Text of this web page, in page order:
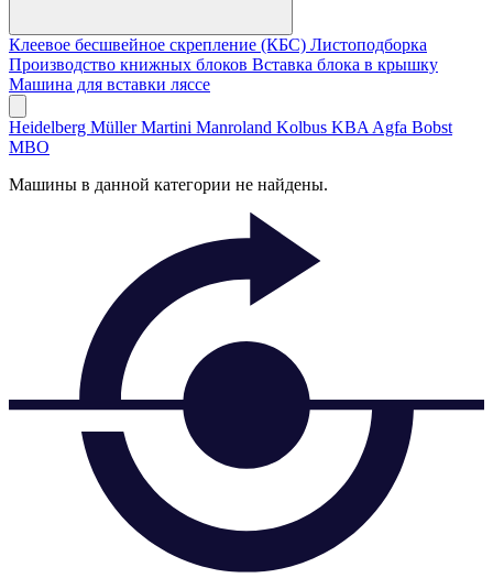
Клеевое бесшвейное скрепление (КБС) Листоподборка
Производство книжных блоков Вставка блока в крышку
Машина для вставки ляссе
Heidelberg Müller Martini Manroland Kolbus KBA Agfa Bobst
MBO
Машины в данной категории не найдены.